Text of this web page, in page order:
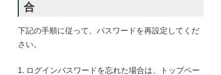
合
下記の手順に従って、パスワードを再設定してくだ
さい。
1. ログインパスワードを忘れた場合は、トップペー